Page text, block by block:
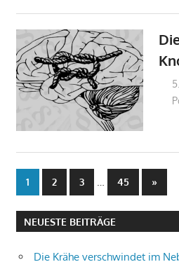
Beitragsnavigation
1 2 3 45 »
NEUESTE BEITRÄGE
Die Krähe verschwindet im